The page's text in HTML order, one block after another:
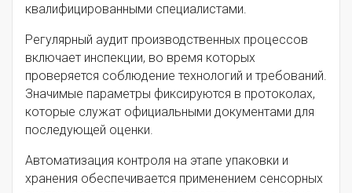
квалифицированными специалистами.
Регулярный аудит производственных процессов
включает инспекции, во время которых
проверяется соблюдение технологий и требований.
Значимые параметры фиксируются в протоколах,
которые служат официальными документами для
последующей оценки.
Автоматизация контроля на этапе упаковки и
хранения обеспечивается применением сенсорных